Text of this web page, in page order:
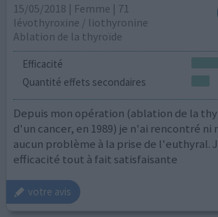
15/05/2018 | Femme | 71
lévothyroxine / liothyronine
Ablation de la thyroïde
Efficacité
Quantité effets secondaires
Depuis mon opération (ablation de la
d'un cancer, en 1989) je n'ai rencontré ni
aucun problème à la prise de l'euthyral.
efficacité tout à fait satisfaisante
votre avis